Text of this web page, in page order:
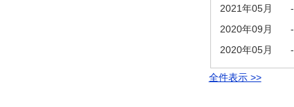
2021年05月
-
2020年09月
-
2020年05月
-
全件表示 >>